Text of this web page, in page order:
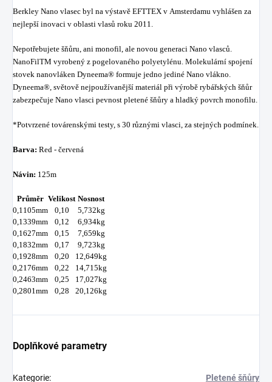
Berkley Nano vlasec byl na výstavě EFTTEX v Amsterdamu vyhlášen za
nejlepší inovaci v oblasti vlasů roku 2011.
Nepotřebujete šňůru, ani monofil, ale novou generaci Nano vlasců.
NanoFilTM vyrobený z pogelovaného polyetylénu. Molekulární spojení
stovek nanovláken Dyneema® formuje jedno jediné Nano vlákno.
Dyneema®, světově nejpoužívanější materiál při výrobě rybářských šňůr
zabezpečuje Nano vlasci pevnost pletené šňůry a hladký povrch monofilu.
*Potvrzené továrenskými testy, s 30 různými vlasci, za stejných podmínek.
Barva: Red - červená
Návin: 125m
Průměr Velikost Nosnost
0,1105mm
0,10
5,732kg
0,1339mm
0,12
6,934kg
0,1627mm
0,15
7,659kg
0,1832mm
0,17
9,723kg
0,1928mm
0,20
12,649kg
0,2176mm
0,22
14,715kg
0,2463mm
0,25
17,027kg
0,2801mm
0,28 20,126kg
Doplňkové parametry
Kategorie: Pletené šňůry